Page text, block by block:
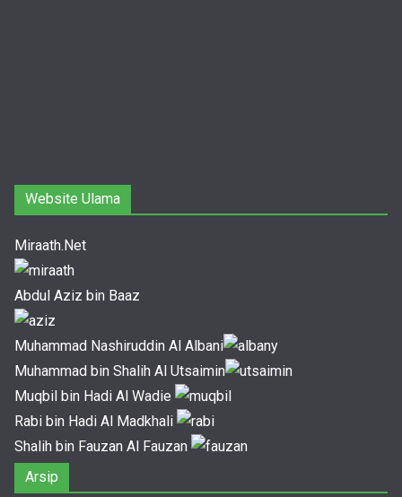
Website Ulama
Miraath.Net
Abdul Aziz bin Baaz
Muhammad Nashiruddin Al Albani
Muhammad bin Shalih Al Utsaimin
Muqbil bin Hadi Al Wadie
Rabi bin Hadi Al Madkhali
Shalih bin Fauzan Al Fauzan
Arsip